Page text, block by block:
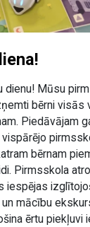
dienu! Mūsu
bērni visās
Piedāvājam
vispārējo
bērnam
Pirmsskola
iespējas
mācību
ērtu piekļuvi